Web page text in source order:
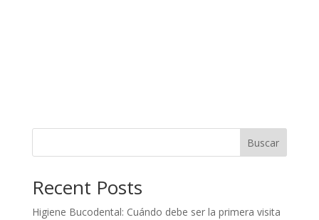
Buscar
Recent Posts
Higiene Bucodental: Cuándo debe ser la primera visita